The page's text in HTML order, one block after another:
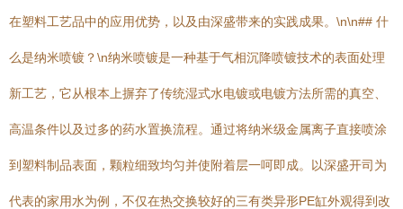
在塑料工艺品中的应用优势，以及由深盛带来的实践成果。\n\n## 什
么是纳米喷镀？\n纳米喷镀是一种基于气相沉降喷镀技术的表面处理
新工艺，它从根本上摒弃了传统湿式水电镀或电镀方法所需的真空、
高温条件以及过多的药水置换流程。通过将纳米级金属离子直接喷涂
到塑料制品表面，颗粒细致均匀并使附着层一呵即成。以深盛开司为
代表的家用水为例，不仅在热交换较好的三有类异形PE缸外观得到改